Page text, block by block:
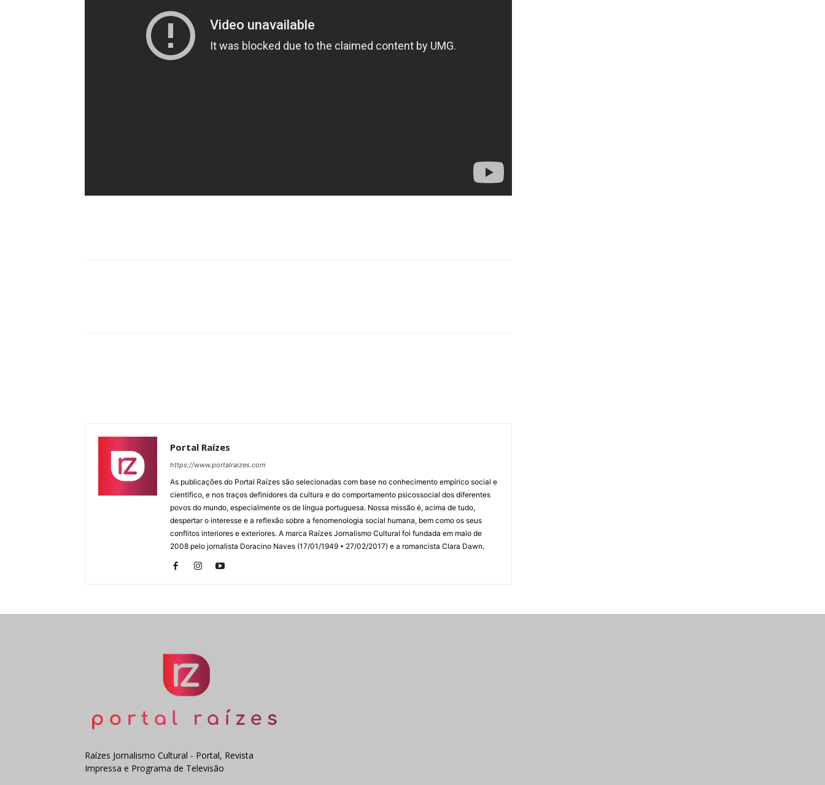
Portal Raízes
https://www.portalraizes.com
As publicações do Portal Raízes são selecionadas com base no conhecimento empírico social e
cientifico, e nos traços definidores da cultura e do comportamento psicossocial dos diferentes
povos do mundo, especialmente os de língua portuguesa. Nossa missão é, acima de tudo,
despertar o interesse e a reflexão sobre a fenomenologia social humana, bem como os seus
conflitos interiores e exteriores. A marca Raízes Jornalismo Cultural foi fundada em maio de
2008 pelo jornalista Doracino Naves (17/01/1949 * 27/02/2017) e a romancista Clara Dawn.
Raízes Jornalismo Cultural - Portal, Revista
Impressa e Programa de Televisão